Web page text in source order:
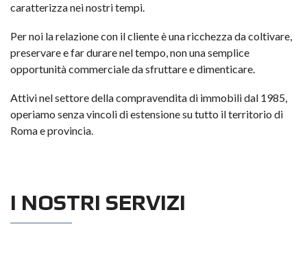
caratterizza nei nostri tempi.
Per noi la relazione con il cliente è una ricchezza da coltivare,
preservare e far durare nel tempo, non una semplice
opportunità commerciale da sfruttare e dimenticare.
Attivi nel settore della compravendita di immobili dal 1985,
operiamo senza vincoli di estensione su tutto il territorio di
Roma e provincia.
I NOSTRI SERVIZI